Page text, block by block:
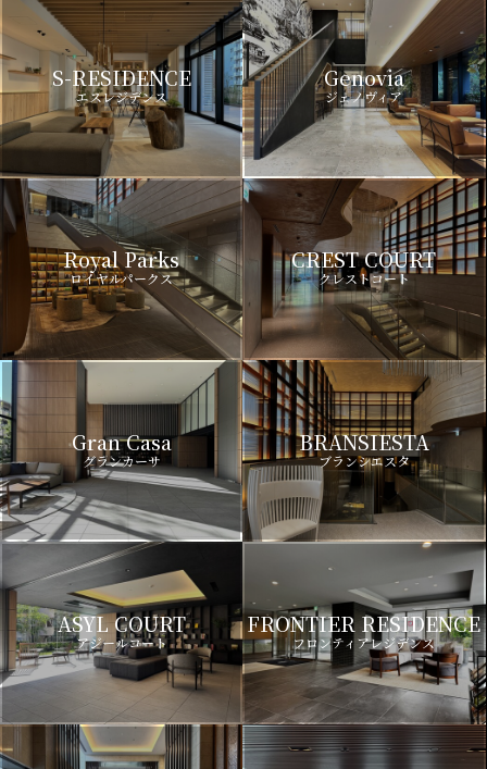
S-RESIDENCE
エスレジデンス
Genovia
ジェノヴィア
Royal Parks
ロイヤルパークス
CREST COURT
クレストコート
Gran Casa
グランカーサ
BRANSIESTA
ブランシエスタ
ASYL COURT
アジールコート
FRONTIER RESIDENCE
フロンティアレジデンス